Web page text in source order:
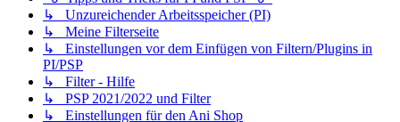
↳ Unzureichender Arbeitsspeicher (PI)
↳ Meine Filterseite
↳ Einstellungen vor dem Einfügen von Filtern/Plugins in
PI/PSP
↳ Filter - Hilfe
↳ PSP 2021/2022 und Filter
↳ Einstellungen für den Ani Shop